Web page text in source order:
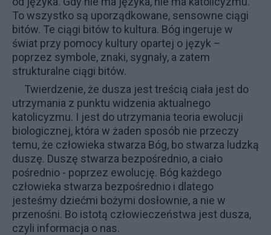
To wszystko są uporządkowane, sensowne ciągi
bitów. Te ciągi bitów to kultura. Bóg ingeruje w
świat przy pomocy kultury opartej o język –
poprzez symbole, znaki, sygnały, a zatem
strukturalne ciągi bitów.
Twierdzenie, że dusza jest treścią ciała jest do
utrzymania z punktu widzenia aktualnego
katolicyzmu. I jest do utrzymania teoria ewolucji
biologicznej, która w żaden sposób nie przeczy
temu, że człowieka stwarza Bóg, bo stwarza ludzką
duszę. Duszę stwarza bezpośrednio, a ciało
pośrednio - poprzez ewolucję. Bóg każdego
człowieka stwarza bezpośrednio i dlatego
jesteśmy dziećmi bożymi dosłownie, a nie w
przenośni. Bo istotą człowieczeństwa jest dusza,
czyli informacja o nas.